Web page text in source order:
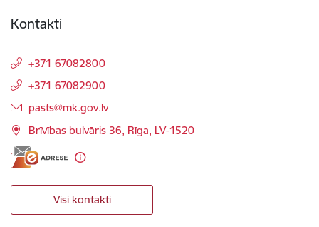
Kontakti
+371 67082800
+371 67082900
E-pasts:
pasts@mk.gov.lv
Brīvības bulvāris 36, Rīga, LV-1520
Visi kontakti